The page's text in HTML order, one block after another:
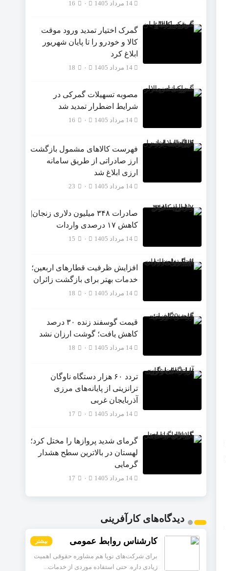
14 مرداد 1405 16
گمرک اختیار تمدید ورود موقت
کالا و خودرو را تا پایان شهریور
ابلاغ کرد
14 مرداد 1405 18
مصوبه تسهیلات گمرکی در
شرایط اضطرار تمدید شد
14 مرداد 1405 16
فهرست کالاهای مشمول بازگشت
ارز صادراتی از طریق سامانه
ارزی ابلاغ شد
14 مرداد 1405 23
صادرات ۳۴۸ میلیون دلاری زنجان|
‌کاهش ۱۷ درصدی واردات
14 مرداد 1405 15
افزایش ظرفیت قطارهای اربعین؛
خدمات بهتر برای بازگشت زائران
14 مرداد 1405 18
قیمت گوسفند زنده ۳۰ درصد
کاهش یافت؛ گوشت ارزان نشد
14 مرداد 1405 18
تردد ۶۰ هزار دستگاه ناوگان
ترانزیتی از پایانه‌های مرزی
آذربایجان ‌غربی
14 مرداد 1405 17
گرمای شدید پروازها را مختل کرد؛
لهستان در بالاترین سطح هشدار
گرمایی
14 مرداد 1405 17
دیدگاه‌های کارآفرینی
کارشناس روابط عمومی بیشتر
برای شرکت‌های نوپا هم مشاوره حقوقی اهمیت
زیادی داره. حتی استفاده موردی از خدمات...